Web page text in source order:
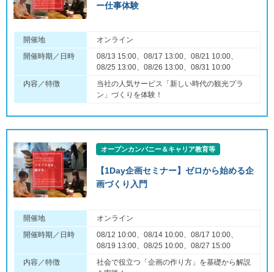
ー仕事体験
開催地
オンライン
開催時期／日時
08/13 15:00、08/17 13:00、08/21 10:00、
08/25 13:00、08/26 13:00、08/31 10:00
内容／特徴
当社の人気サービス「新しい時代の観光プラ
ン」づくりを体験！
オープンカンパニー＆キャリア教育等
【1Day企画セミナー】ゼロから始める企
画づくり入門
開催地
オンライン
開催時期／日時
08/12 10:00、08/14 10:00、08/17 10:00、
08/19 13:00、08/25 10:00、08/27 15:00
内容／特徴
社会で役立つ「企画の作り方」を基礎から解説